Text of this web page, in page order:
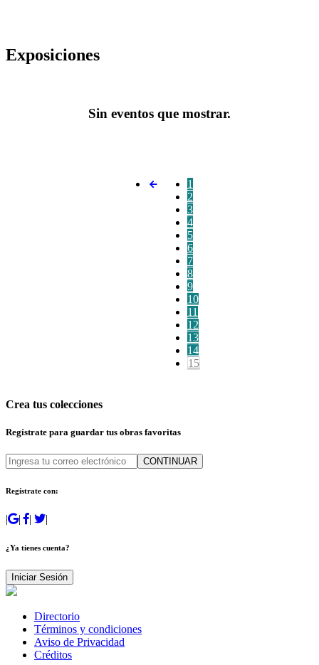
Exposiciones
Sin eventos que mostrar.
1
2
3
4
5
6
7
8
9
10
11
12
13
14
15
Crea tus colecciones
Regístrate para guardar tus obras favoritas
CONTINUAR
Regístrate con:
| | | |
¿Ya tienes cuenta?
Iniciar Sesión
Directorio
Términos y condiciones
Aviso de Privacidad
Créditos